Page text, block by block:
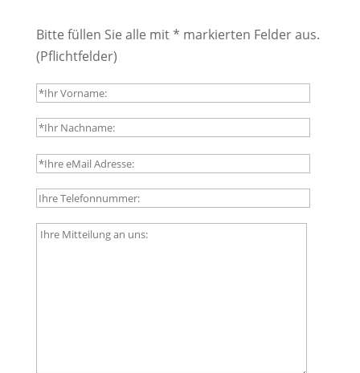
Bitte füllen Sie alle mit * markierten Felder aus.
(Pflichtfelder)
B
t
t
e
l
a
s
B
t
tB